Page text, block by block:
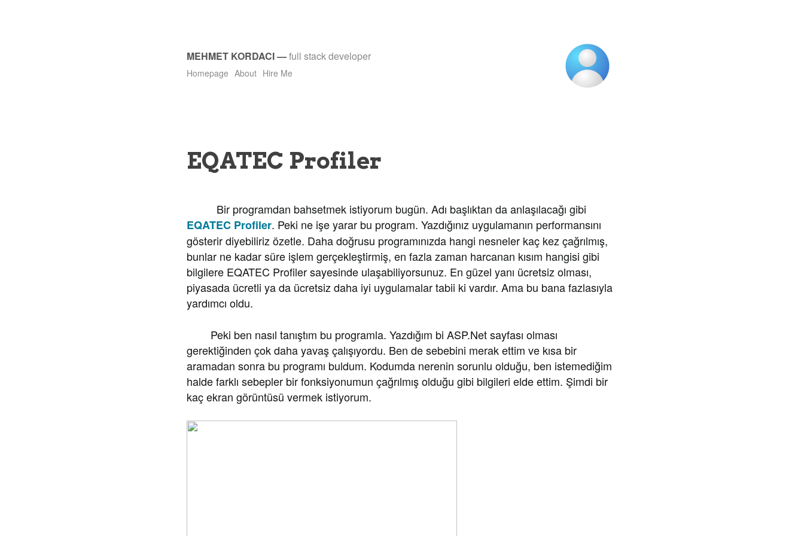
MEHMET KORDACI—full stack developer
Homepage About Hire Me
EQATEC Profiler
Bir programdan bahsetmek istiyorum bugün. Adı başlıktan da anlaşılacağı gibi
EQATEC Profiler. Peki ne işe yarar bu program. Yazdığınız uygulamanın performansını
gösterir diyebiliriz özetle. Daha doğrusu programınızda hangi nesneler kaç kez çağrılmış,
bunlar ne kadar süre işlem gerçekleştirmiş, en fazla zaman harcanan kısım hangisi gibi
bilgilere EQATEC Profiler sayesinde ulaşabiliyorsunuz. En güzel yanı ücretsiz olması,
piyasada ücretli ya da ücretsiz daha iyi uygulamalar tabii ki vardır. Ama bu bana fazlasıyla
yardımcı oldu.
Peki ben nasıl tanıştım bu programla. Yazdığım bi ASP.Net sayfası olması
gerektiğinden çok daha yavaş çalışıyordu. Ben de sebebini merak ettim ve kısa bir
aramadan sonra bu programı buldum. Kodumda nerenin sorunlu olduğu, ben istemediğim
halde farklı sebepler bir fonksiyonumun çağrılmış olduğu gibi bilgileri elde ettim. Şimdi bir
kaç ekran görüntüsü vermek istiyorum.